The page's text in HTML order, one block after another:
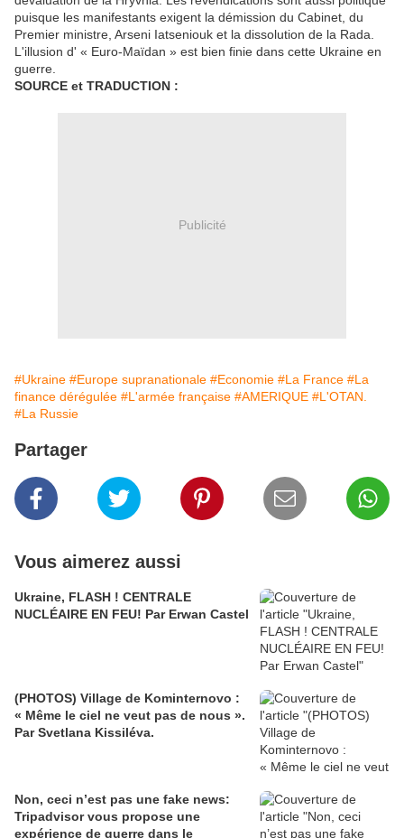
puisque les manifestants exigent la démission du Cabinet, du
Premier ministre, Arseni Iatseniouk et la dissolution de la Rada.
L'illusion d' « Euro-Maïdan » est bien finie dans cette Ukraine en
guerre.
SOURCE et TRADUCTION :
Publicité
#Ukraine #Europe supranationale #Economie #La France #La
finance dérégulée #L'armée française #AMERIQUE #L'OTAN.
#La Russie
Partager
Vous aimerez aussi
Ukraine, FLASH ! CENTRALE
NUCLÉAIRE EN FEU! Par Erwan Castel
(PHOTOS) Village de Kominternovo :
« Même le ciel ne veut pas de nous ».
Par Svetlana Kissiléva.
Non, ceci n’est pas une fake news:
Tripadvisor vous propose une
expérience de guerre dans le